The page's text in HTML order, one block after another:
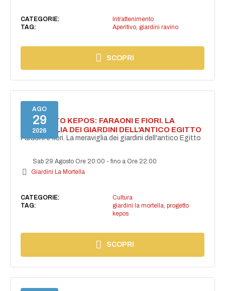
CATEGORIE:
Intrattenimento
TAG:
Aperitivo, giardini ravino
SCOPRI
AGO
29
2026
PROGETTO KEPOS: FARAONI E FIORI. LA
MERAVIGLIA DEI GIARDINI DELL'ANTICO EGITTO
Faraoni e fiori. La meraviglia dei giardini dell'antico Egitto
Sab 29 Agosto Ore 20:00 -fino a Ore 22:00
Giardini La Mortella
CATEGORIE:
Cultura
TAG:
giardini la mortella, progetto
kepos
SCOPRI